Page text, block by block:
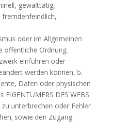
gewalttätig,
oder im Allgemeinen
öffentliche Ordnung.
einführen oder
werden können, b.
Daten oder physischen
DES WEBS
unterbrechen oder Fehler
sowie den Zugang